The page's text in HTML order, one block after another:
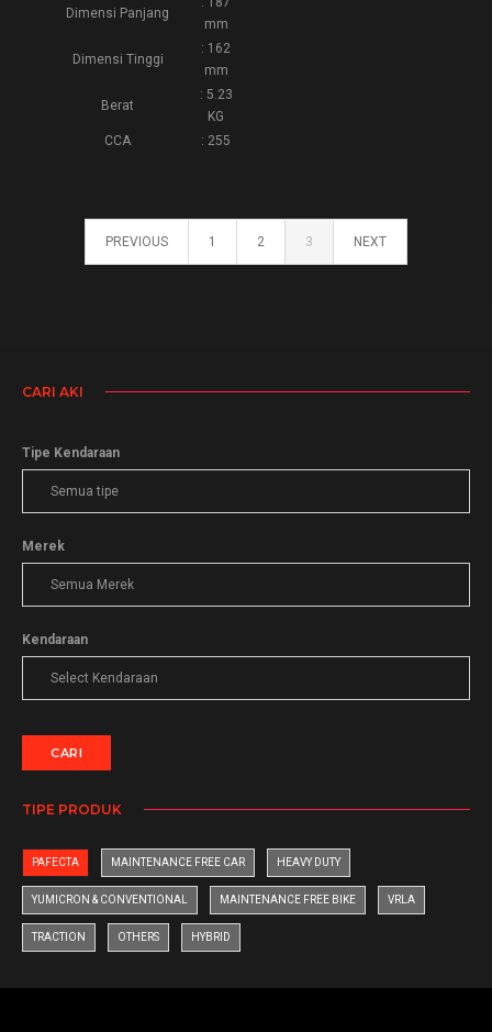
Dimensi Panjang
mm
Dimensi Tinggi
: 162
mm
Berat
: 5.23
KG
CCA
: 255
PREVIOUS 1 2 3 NEXT
CARI AKI
Tipe Kendaraan
Merek
Kendaraan
CARI
TIPE PRODUK
PAFECTA MAINTENANCE FREE CAR HEAVY DUTY
YUMICRON & CONVENTIONAL MAINTENANCE FREE BIKE VRLA
TRACTION OTHERS HYBRID